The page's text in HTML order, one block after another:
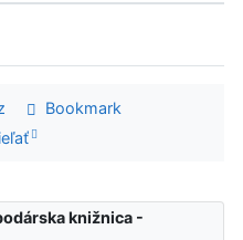
Bookmark
knižnica -